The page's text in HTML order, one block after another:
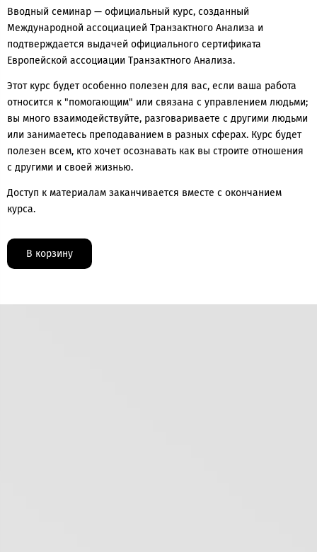
Вводный семинар — официальный курс, созданный
Международной ассоциацией Транзактного Анализа и
подтверждается выдачей официального сертификата
Европейской ассоциации Транзактного Анализа.
Этот курс будет особенно полезен для вас, если ваша работа
относится к "помогающим" или связана с управлением людьми;
вы много взаимодействуйте, разговариваете с другими людьми
или занимаетесь преподаванием в разных сферах. Курс будет
полезен всем, кто хочет осознавать как вы строите отношения
с другими и своей жизнью.​
Доступ к материалам заканчивается вместе с окончанием
курса.
В корзину